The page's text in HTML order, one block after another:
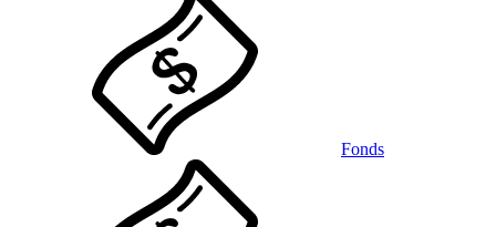
Fonds